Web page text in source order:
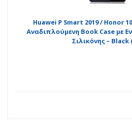
Huawei P Smart 2019 / Honor
Αναδιπλούμενη Book Case με
Σιλικόνης – Black